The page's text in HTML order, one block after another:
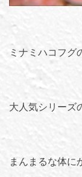
ミナミハコフグ
大人気シリーズ
まんまるな体に